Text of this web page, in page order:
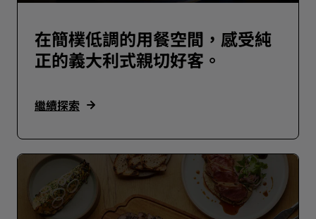
在簡樸低調的用餐空間，感受純
正的義大利式親切好客。
繼續探索